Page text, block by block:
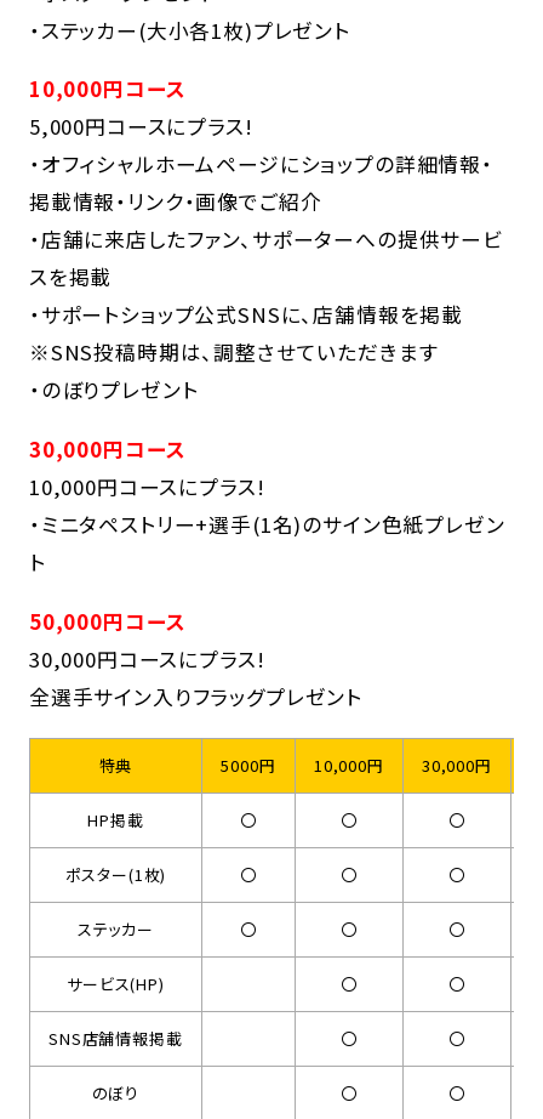
・ステッカー(大小各1枚)プレゼント
10,000円コース
5,000円コースにプラス!
・オフィシャルホームページにショップの詳細情報・
掲載情報・リンク・画像でご紹介
・店舗に来店したファン、サポーターへの提供サービ
スを掲載
・サポートショップ公式SNSに、店舗情報を掲載
※SNS投稿時期は、調整させていただきます
・のぼりプレゼント
30,000円コース
10,000円コースにプラス!
・ミニタペストリー+選手(1名)のサイン色紙プレゼン
ト
50,000円コース
30,000円コースにプラス!
全選手サイン入りフラッグプレゼント
特典 5000円 10,000円 30,000円
HP掲載 〇 〇 〇
ポスター(1枚) 〇 〇 〇
ステッカー 〇 〇 〇
サービス(HP) 〇 〇
SNS店舗情報掲載 〇 〇
のぼり 〇 〇